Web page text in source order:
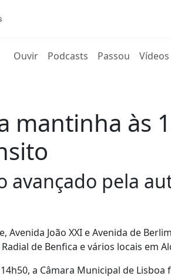
Ouvir(current)
Podcasts Passou Vídeos
mantinha às
avançado pela
Avenida João XXI e Avenida de
de Benfica e vários locais em
a Câmara Municipal de